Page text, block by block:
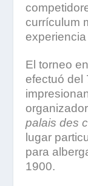
currículum
El torneo
efectuó del
palais des
lugar
para
1900.